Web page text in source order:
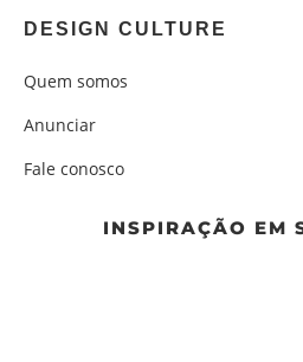
DESIGN CULTURE
Quem somos
Anunciar
Fale conosco
INSPIRAÇÃO EM